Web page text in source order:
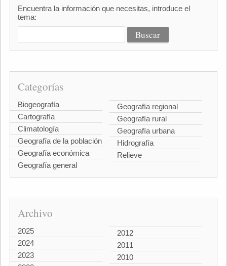
Encuentra la información que necesitas, introduce el
tema:
Categorías
Biogeografía
Cartografía
Climatología
Geografía de la población
Geografía económica
Geografía general
Geografía regional
Geografía rural
Geografía urbana
Hidrografía
Relieve
Archivo
2025
2024
2023
2012
2011
2010